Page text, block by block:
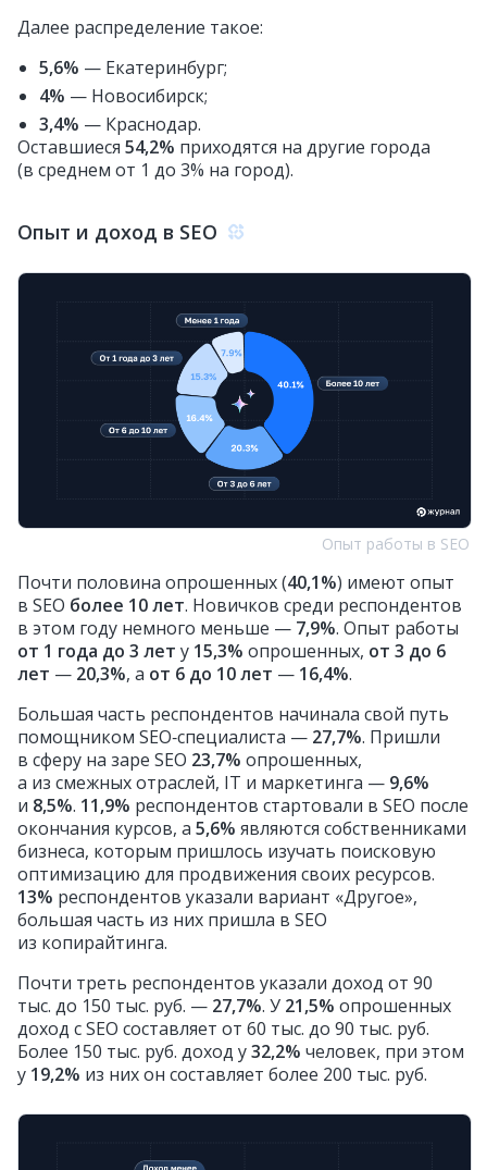
Далее распределение такое:
5,6% — Екатеринбург;
4% — Новосибирск;
3,4% — Краснодар.
Оставшиеся 54,2% приходятся на другие города
(в среднем от 1 до 3% на город).
Опыт и доход в SEO
Опыт работы в SEO
Почти половина опрошенных (40,1%) имеют опыт
в SEO более 10 лет. Новичков среди респондентов
в этом году немного меньше — 7,9%. Опыт работы
от 1 года до 3 лет у 15,3% опрошенных, от 3 до 6
лет — 20,3%, а от 6 до 10 лет — 16,4%.
Большая часть респондентов начинала свой путь
помощником SEO‑специалиста — 27,7%. Пришли
в сферу на заре SEO 23,7% опрошенных,
а из смежных отраслей, IT и маркетинга — 9,6%
и 8,5%. 11,9% респондентов стартовали в SEO после
окончания курсов, а 5,6% являются собственниками
бизнеса, которым пришлось изучать поисковую
оптимизацию для продвижения своих ресурсов.
13% респондентов указали вариант «Другое»,
большая часть из них пришла в SEO
из копирайтинга.
Почти треть респондентов указали доход от 90
тыс. до 150 тыс. руб. — 27,7%. У 21,5% опрошенных
доход с SEO составляет от 60 тыс. до 90 тыс. руб.
Более 150 тыс. руб. доход у32,2% человек, при этом
у 19,2% из них он составляет более 200 тыс. руб.